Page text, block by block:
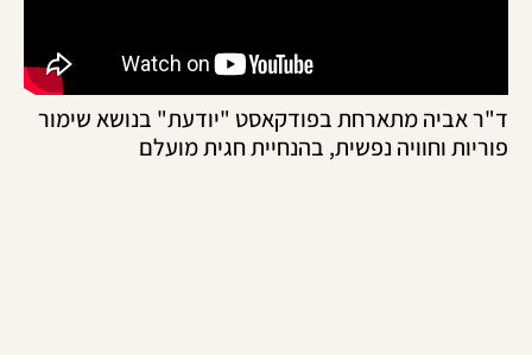
אביה מתארחת בפודקאסט "יודעת" בנושא שימור
וחוויה נפשית, בהנחיית חגית מועלם